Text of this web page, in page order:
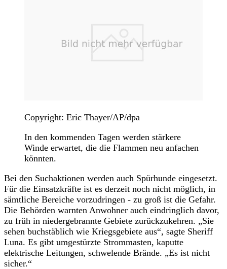
Copyright: Eric Thayer/AP/dpa
In den kommenden Tagen werden stärkere
Winde erwartet, die die Flammen neu anfachen
könnten.
Bei den Suchaktionen werden auch Spürhunde eingesetzt.
Für die Einsatzkräfte ist es derzeit noch nicht möglich, in
sämtliche Bereiche vorzudringen - zu groß ist die Gefahr.
Die Behörden warnten Anwohner auch eindringlich davor,
zu früh in niedergebrannte Gebiete zurückzukehren. „Sie
sehen buchstäblich wie Kriegsgebiete aus“, sagte Sheriff
Luna. Es gibt umgestürzte Strommasten, kaputte
elektrische Leitungen, schwelende Brände. „Es ist nicht
sicher.“